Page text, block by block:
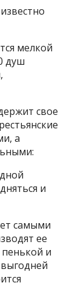
мелкой
душ
свое
а
и
самыми
ее
и